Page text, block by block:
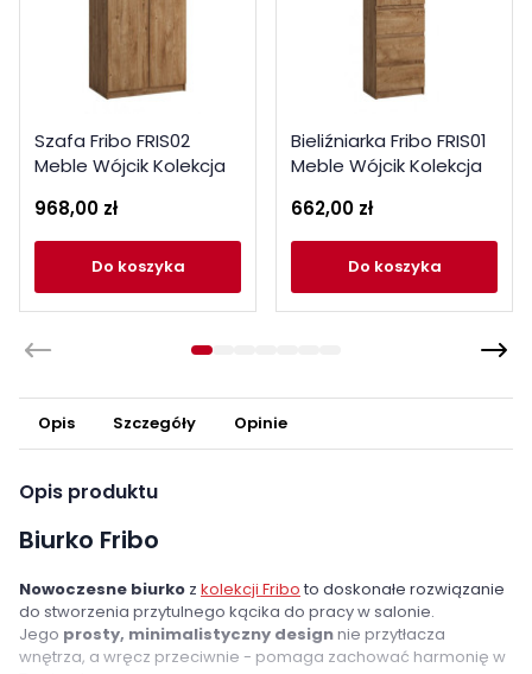
Szafa Fribo FRIS02
Meble Wójcik Kolekcja
968,00 zł
do koszyka
Bieliźniarka Fribo FRIS01
Meble Wójcik Kolekcja
662,00 zł
do koszyka
Opis Szczegóły Opinie
Opis produktu
Biurko Fribo
Nowoczesne biurko z kolekcji Fribo to doskonałe rozwiązanie
do stworzenia przytulnego kącika do pracy w salonie.
Jego prosty, minimalistyczny designnie przytłacza
wnętrza, a wręcz przeciwnie - pomaga zachować harmonię w